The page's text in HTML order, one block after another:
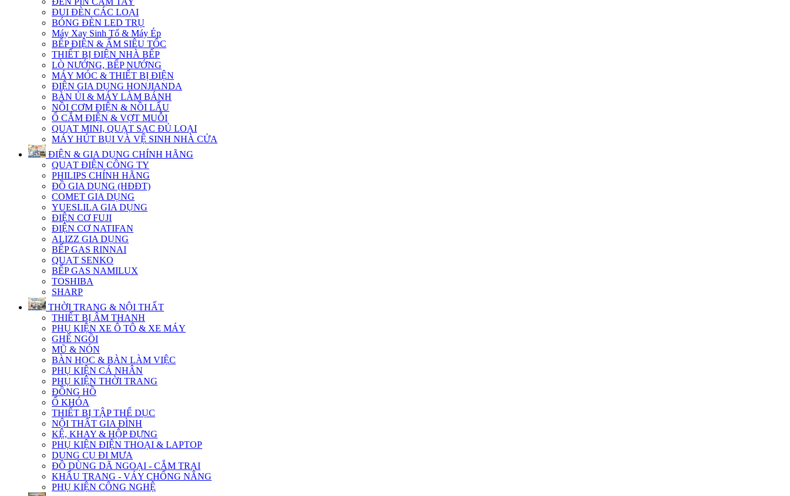
ĐUI ĐÈN CÁC LOẠI
BÓNG ĐÈN LED TRỤ
Máy Xay Sinh Tố & Máy Ép
BẾP ĐIỆN & ẤM SIÊU TỐC
THIẾT BỊ ĐIỆN NHÀ BẾP
LÒ NƯỚNG, BẾP NƯỚNG
MÁY MÓC & THIẾT BỊ ĐIỆN
ĐIỆN GIA DỤNG HONJIANDA
BÀN ỦI & MÁY LÀM BÁNH
NỒI CƠM ĐIỆN & NỒI LẨU
Ổ CẮM ĐIỆN & VỢT MUỖI
QUẠT MINI, QUẠT SẠC ĐỦ LOẠI
MÁY HÚT BỤI VÀ VỆ SINH NHÀ CỬA
ĐIỆN & GIA DỤNG CHÍNH HÃNG
QUẠT ĐIỆN CÔNG TY
PHILIPS CHÍNH HÃNG
ĐỒ GIA DỤNG (HĐĐT)
COMET GIA DỤNG
YUESLILA GIA DỤNG
ĐIỆN CƠ FUJI
ĐIỆN CƠ NATIFAN
ALIZZ GIA DỤNG
BẾP GAS RINNAI
QUẠT SENKO
BẾP GAS NAMILUX
TOSHIBA
SHARP
THỜI TRANG & NỘI THẤT
THIẾT BỊ ÂM THANH
PHỤ KIỆN XE Ô TÔ & XE MÁY
GHẾ NGỒI
MŨ & NÓN
BÀN HỌC & BÀN LÀM VIỆC
PHỤ KIỆN CÁ NHÂN
PHỤ KIỆN THỜI TRANG
ĐỒNG HỒ
Ổ KHÓA
THIẾT BỊ TẬP THỂ DỤC
NỘI THẤT GIA ĐÌNH
KỆ, KHAY & HỘP ĐỰNG
PHỤ KIỆN ĐIỆN THOẠI & LAPTOP
DỤNG CỤ ĐI MƯA
ĐỒ DÙNG DÃ NGOẠI - CẮM TRẠI
KHẨU TRANG - VÁY CHỐNG NẮNG
PHỤ KIỆN CÔNG NGHỆ